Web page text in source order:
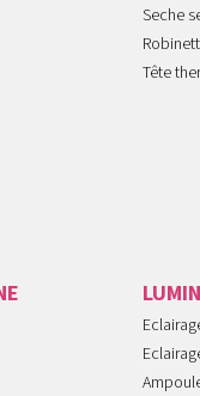
Seche
Tête